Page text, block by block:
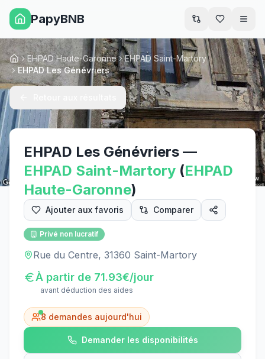
PapyBNB
Street View
AccueilEHPAD Haute-Garonne
EHPAD Saint-Martory
EHPAD Les Génévriers
EHPAD Les Génévriers —
EHPAD Saint-Martory (EHPAD
Haute-Garonne)
Ajouter aux favoris Comparer
Privé non lucratif
Rue du Centre, 31360 Saint-Martory
À partir de 71.93€/jour
avant déduction des aides
8 demandes aujourd'hui
Demander les disponibilités